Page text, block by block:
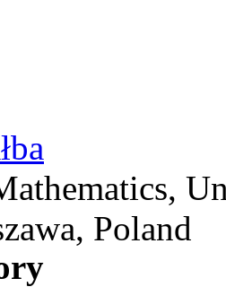
Poland